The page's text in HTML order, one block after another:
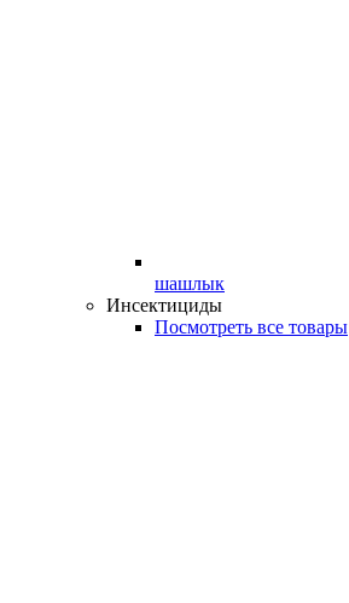
шашлык
Инсектициды
Посмотреть все товары